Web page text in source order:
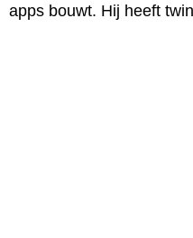
apps bouwt. Hij heeft